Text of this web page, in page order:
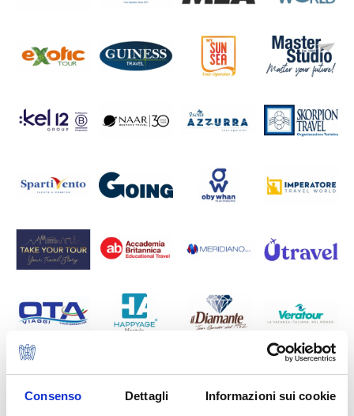
Consenso Dettagli Informazioni sui cookie